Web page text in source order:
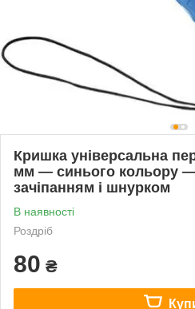
Кришка універсальна
мм — синього кольору —
зачіпанням і шнурком
В наявності
Роздріб
80 ₴